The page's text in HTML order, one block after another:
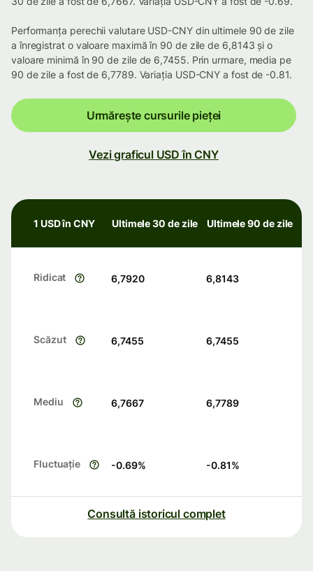
Performanța perechii valutare USD-CNY din ultimele 90 de zile
a înregistrat o valoare maximă în 90 de zile de 6,8143 și o
valoare minimă în 90 de zile de 6,7455. Prin urmare, media pe
90 de zile a fost de 6,7789. Variația USD-CNY a fost de -0.81.
Urmărește cursurile pieței
Vezi graficul USD în CNY
1 USD în CNY Ultimele 30 de zile Ultimele 90 de zile
Ridicat 6,7920 6,8143
Scăzut 6,7455 6,7455
Mediu 6,7667 6,7789
Fluctuație -0.69% -0.81%
Consultă istoricul complet